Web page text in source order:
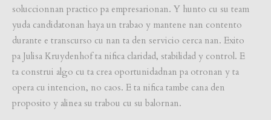
soluccionnan practico pa empresarionan. Y hunto cu su team
yuda candidatonan haya un trabao y mantene nan contento
durante e transcurso cu nan ta den servicio cerca nan. Exito
pa Julisa Kruydenhof ta nifica claridad, stabilidad y control. E
ta construi algo cu ta crea oportunidadnan pa otronan y ta
opera cu intencion, no caos. E ta nifica tambe cana den
proposito y alinea su trabou cu su balornan.